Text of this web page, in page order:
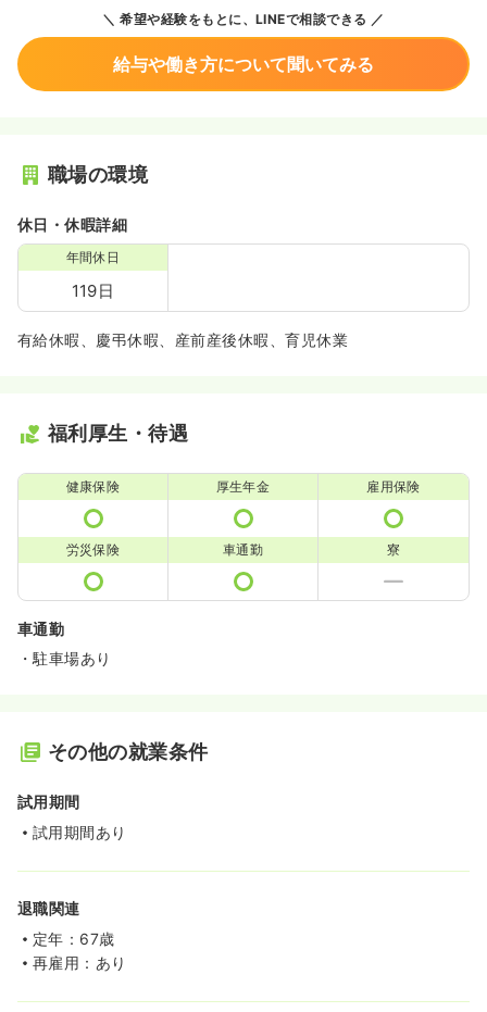
希望や経験をもとに、LINEで相談できる
給与や働き方について聞いてみる
職場の環境
休日・休暇詳細
年間休日
119日
有給休暇、慶弔休暇、産前産後休暇、育児休業
福利厚生・待遇
健康保険 厚生年金 雇用保険
労災保険 車通勤 寮
車通勤
・駐車場あり
その他の就業条件
試用期間
試用期間あり
退職関連
定年：67歳
再雇用：あり